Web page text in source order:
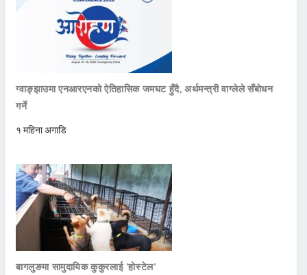
ग्वाङ्झाउमा एनआरएनको ऐतिहासिक जमघट हुँदै, अर्थमन्त्री वाग्लेले सँबोधन
गर्ने
१ महिना अगाडि
बागलुङमा सामुदायिक कुकुरलाई ‘होस्टेल’